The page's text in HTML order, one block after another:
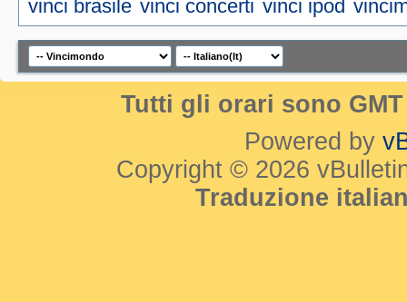
vinci brasile vinci concerti vinci ipod
Tutti gli orari sono
Powered by
Copyright © 2026
Traduzione